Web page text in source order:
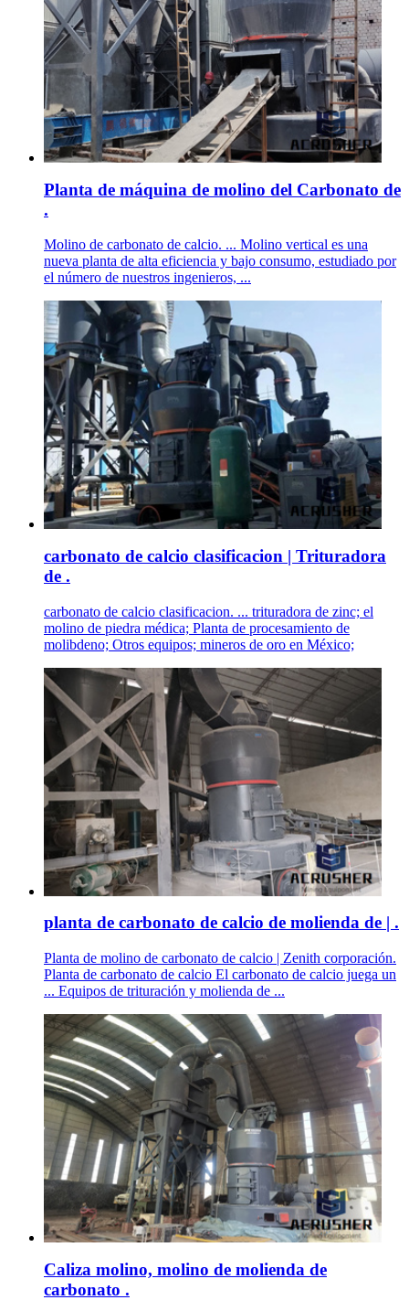
Planta de máquina de molino del Carbonato de
.
Molino de carbonato de calcio. ... Molino vertical es una
nueva planta de alta eficiencia y bajo consumo, estudiado por
el número de nuestros ingenieros, ...
carbonato de calcio clasificacion | Trituradora
de .
carbonato de calcio clasificacion. ... trituradora de zinc; el
molino de piedra médica; Planta de procesamiento de
molibdeno; Otros equipos; mineros de oro en México;
planta de carbonato de calcio de molienda de | .
Planta de molino de carbonato de calcio | Zenith corporación.
Planta de carbonato de calcio El carbonato de calcio juega un
... Equipos de trituración y molienda de ...
Caliza molino, molino de molienda de
carbonato .